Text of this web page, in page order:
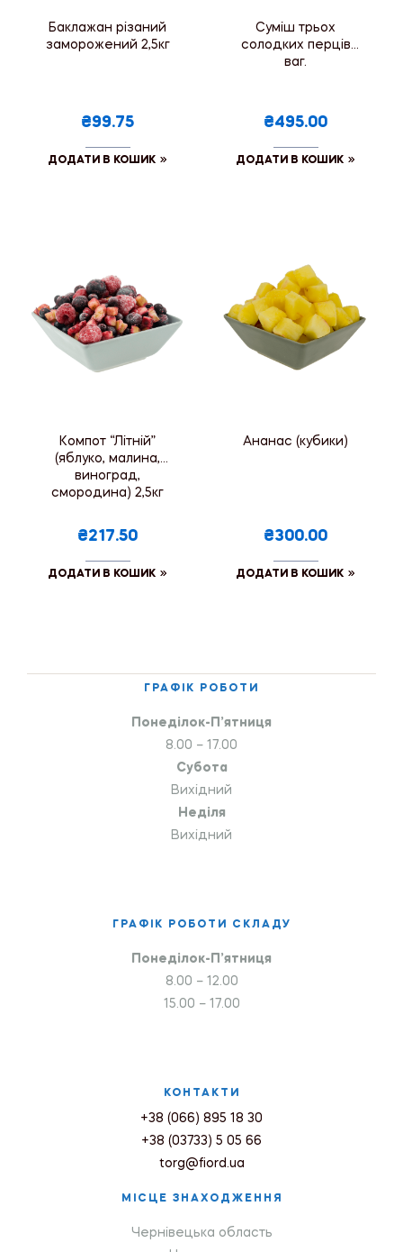
Баклажан різаний
заморожений 2,5кг
₴99.75
ДОДАТИ В КОШИК
Суміш трьох
солодких перців
ваг.
₴495.00
ДОДАТИ В КОШИК
Компот “Літній”
(яблуко, малина,
виноград,
смородина) 2,5кг
₴217.50
ДОДАТИ В КОШИК
Ананас (кубики)
₴300.00
ДОДАТИ В КОШИК
ГРАФІК РОБОТИ
Понеділок-П’ятниця
8.00 – 17.00
Субота
Вихідний
Неділя
Вихідний
ГРАФІК РОБОТИ СКЛАДУ
Понеділок-П’ятниця
8.00 – 12.00
15.00 – 17.00
КОНТАКТИ
+38 (066) 895 18 30
+38 (03733) 5 05 66
torg@fiord.ua
МІСЦЕ ЗНАХОДЖЕННЯ
Чернівецька область